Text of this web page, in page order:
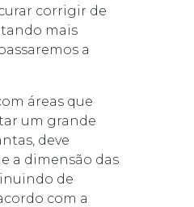
corrigir de
mais
a
áreas que
um grande
deve
a dimensão das
de
com a